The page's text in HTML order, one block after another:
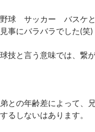
野球 サッカー バスケと
見事にバラバラでした(笑)
球技と言う意味では、繋
弟との年齢差によって、
するしないはあります。